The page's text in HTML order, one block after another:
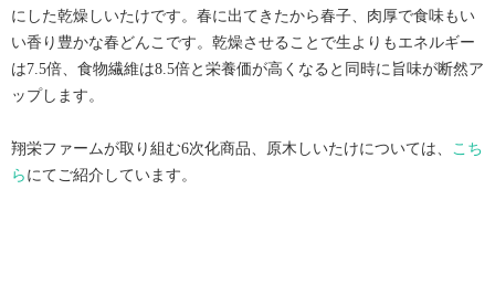
にした乾燥しいたけです。春に出てきたから春子、肉厚で食味もい
い香り豊かな春どんこです。乾燥させることで生よりもエネルギー
は7.5倍、食物繊維は8.5倍と栄養価が高くなると同時に旨味が断然ア
ップします。
翔栄ファームが取り組む6次化商品、原木しいたけについては、 こち
ら にてご紹介しています。